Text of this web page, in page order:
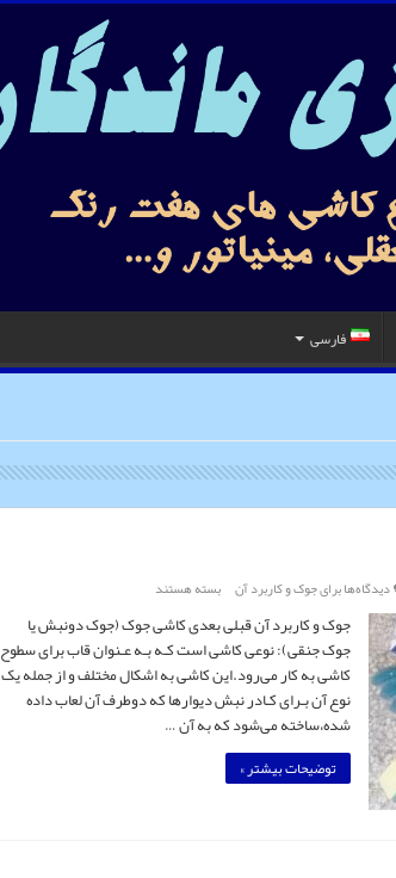
فارسی
دیدگاه‌هابرای جوک و کاربرد آن بسته هستند
جوک و کاربرد آن قبلی بعدی کاشی جوک (جوک دونبش یا
جوک جنقی): نوعی کاشی‌ است کـه بـه عـنوان‌ قاب‌ برای‌ سطوح
کاشی به کار می‌رود.این‌ کاشی‌ به‌ اشکال‌ مختلف و از جمله یک
نوع آن بـرای کـادر نبش دیوارها که‌ دوطرف آن لعاب داده
شده،ساخته می‌شود که به آن …
توضیحات بیشتر »